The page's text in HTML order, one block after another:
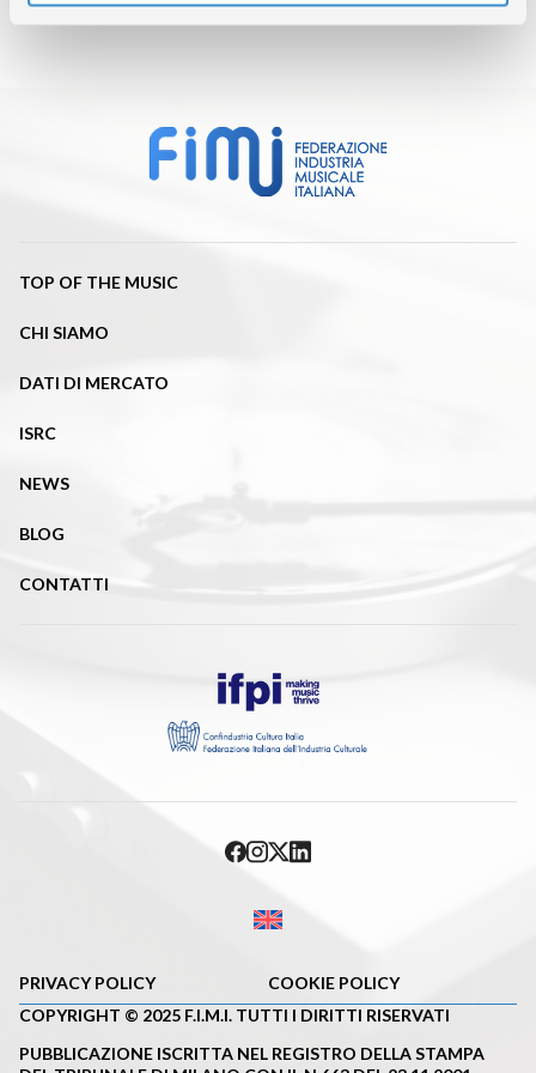
TOP OF THE MUSIC
CHI SIAMO
DATI DI MERCATO
ISRC
NEWS
BLOG
CONTATTI
PRIVACY POLICY
COOKIE POLICY
COPYRIGHT © 2025 F.I.M.I. TUTTI I DIRITTI RISERVATI
PUBBLICAZIONE ISCRITTA NEL REGISTRO DELLA STAMPA